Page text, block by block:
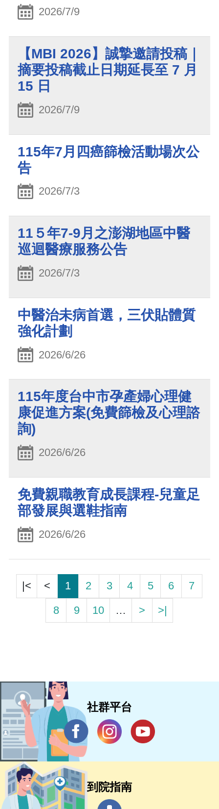
2026/7/9
【MBI 2026】誠摯邀請投稿｜
摘要投稿截止日期延長至 7 月
15 日
2026/7/9
115年7月四癌篩檢活動場次公
告
2026/7/3
11５年7-9月之澎湖地區中醫
巡迴醫療服務公告
2026/7/3
中醫治未病首選，三伏貼體質
強化計劃
2026/6/26
115年度台中市孕產婦心理健
康促進方案(免費篩檢及心理諮
詢)
2026/6/26
免費親職教育成長課程-兒童足
部發展與選鞋指南
2026/6/26
|< < 1 2 3 4 5 6
7
8
9 10 … > >|
社群平台
到院指南